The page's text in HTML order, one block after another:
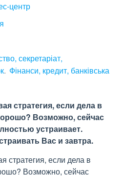
центр
секретаріат,
Фінанси, кредит, банківська
стратегия, если дела в
Возможно, сейчас
устраивает.
Вас и завтра.
стратегия, если дела в
Возможно, сейчас